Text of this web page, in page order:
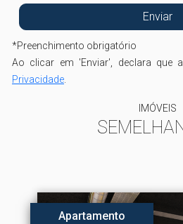
*Preenchimento obrigatório
Ao clicar em 'Enviar', declara que
Privacidade.
IMÓVEIS
Apartamento